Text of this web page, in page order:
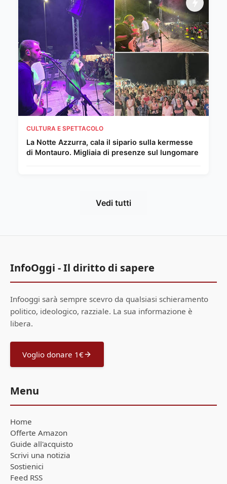
CULTURA E SPETTACOLO
La Notte Azzurra, cala il sipario sulla kermesse
di Montauro. Migliaia di presenze sul lungomare
Vedi tutti
InfoOggi - Il diritto di sapere
Infooggi sarà sempre scevro da qualsiasi schieramento
politico, ideologico, razziale. La sua informazione è
libera.
Voglio donare 1€
Menu
Home
Offerte Amazon
Guide all'acquisto
Scrivi una notizia
Sostienici
Feed RSS